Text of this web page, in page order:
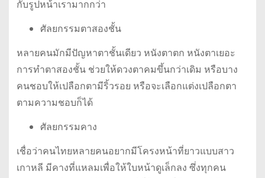
กับรูปหน้าเรามากกว่า
ศัลยกรรมตาสองชั้น
หลายคนมักมีปัญหาตาชั้นเดียว หนังตาตก หนังตาเยอะ
การทำตาสองชั้น ช่วยให้ดวงตาคมขึ้นกว่าเดิม หรือบาง
คนชอบให้เปลือกตามีริ้วรอย หรือจะเลือกแต่งเปลือกตา
ตามความชอบก็ได้
ศัลยกรรมคาง
เชื่อว่าคนไทยหลายคนอยากมีโครงหน้าที่ยาวแบบสาว
เกาหลี มีคางที่แหลมเพื่อให้ใบหน้าดูเล็กลง ซึ่งทุกคน